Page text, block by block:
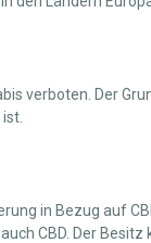
verboten. Der
in Bezug auf
CBD. Der